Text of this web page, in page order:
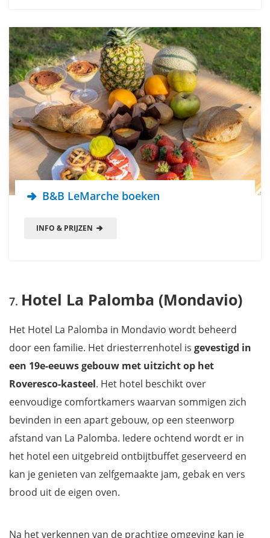
B&B LeMarche boeken
INFO & PRIJZEN
Hotel La Palomba (Mondavio)
Het Hotel La Palomba in Mondavio wordt beheerd
door een familie. Het driesterrenhotel is gevestigd in
een 19e-eeuws gebouw met uitzicht op het
Roveresco-kasteel. Het hotel beschikt over
eenvoudige comfortkamers waarvan sommigen zich
bevinden in een apart gebouw, op een steenworp
afstand van La Palomba. Iedere ochtend wordt er in
het hotel een uitgebreid ontbijtbuffet geserveerd en
kan je genieten van zelfgemaakte jam, gebak en vers
brood uit de eigen oven.
Na het verkennen van de prachtige omgeving kan je